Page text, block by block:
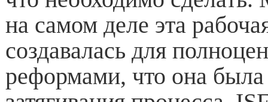
на самом деле эта
создавалась для
реформами, что она была